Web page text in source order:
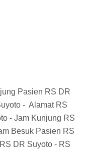
Pasien RS DR
- Alamat RS
- Jam Kunjung RS
Besuk Pasien RS
DR Suyoto - RS